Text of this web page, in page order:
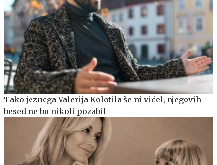
Tako jeznega Valerija Kolotila še ni videl, njegovih
besed ne bo nikoli pozabil